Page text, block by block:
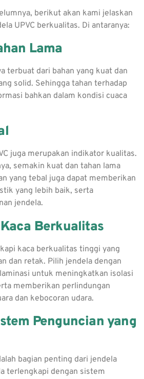
berikut akan kami jelaskan
UPVC berkualitas. Di antaranya:
Lama
terbuat dari bahan yang kuat dan
solid. Sehingga tahan terhadap
bahkan dalam kondisi cuaca
juga merupakan indikator kualitas.
semakin kuat dan tahan lama
yang tebal juga dapat memberikan
yang lebih baik, serta
jendela.
Berkualitas
kaca berkualitas tinggi yang
dan retak. Pilih jendela dengan
untuk meningkatkan isolasi
memberikan perlindungan
dan kebocoran udara.
Penguncian yang
bagian penting dari jendela
terlengkapi dengan sistem